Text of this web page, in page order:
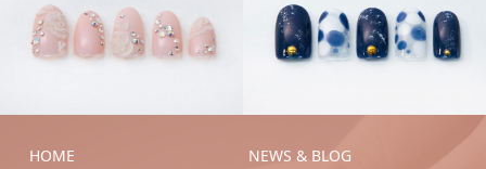
ハン
ル ブライダル
S/ア
ック ハンドネイル
HOME NEWS & BLOG